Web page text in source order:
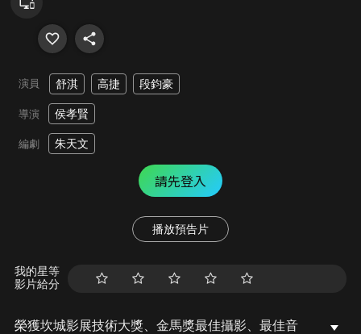
演員 舒淇 高捷 段鈞豪
導演 侯孝賢
編劇 朱天文
請先登入
播放預告片
我的星等
影片給分
榮獲坎城影展技術大獎、金馬獎最佳攝影、最佳音